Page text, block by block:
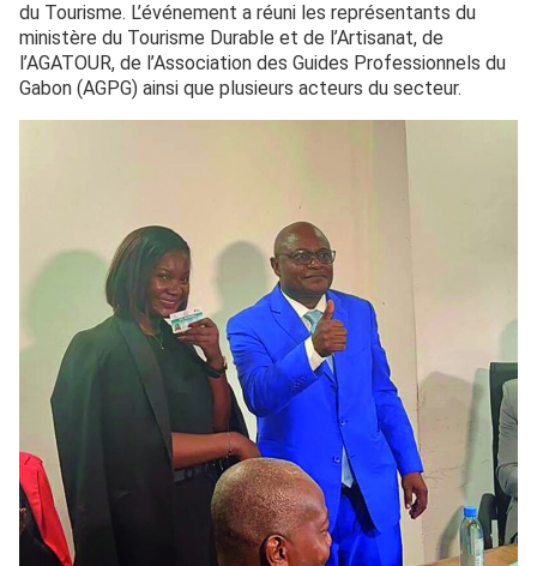
du Tourisme. L’événement a réuni les représentants du
ministère du Tourisme Durable et de l’Artisanat, de
l’AGATOUR, de l’Association des Guides Professionnels du
Gabon (AGPG) ainsi que plusieurs acteurs du secteur.